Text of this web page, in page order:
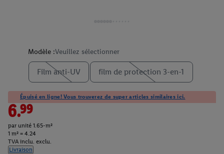
Modèle :Veuillez sélectionner
Film anti-UV film de protection 3-en-1
Épuisé en ligne! Vous trouverez de super articles similaires ici.
6.99
par unité 1.65-m²
1 m² = 4.24
TVA inclu. exclu.
Livraison